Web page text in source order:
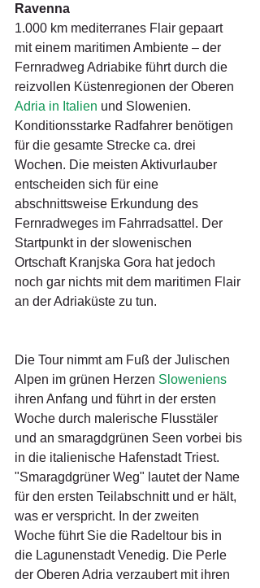
Ravenna
1.000 km mediterranes Flair gepaart
mit einem maritimen Ambiente – der
Fernradweg Adriabike führt durch die
reizvollen Küstenregionen der Oberen
Adria in Italien und Slowenien.
Konditionsstarke Radfahrer benötigen
für die gesamte Strecke ca. drei
Wochen. Die meisten Aktivurlauber
entscheiden sich für eine
abschnittsweise Erkundung des
Fernradweges im Fahrradsattel. Der
Startpunkt in der slowenischen
Ortschaft Kranjska Gora hat jedoch
noch gar nichts mit dem maritimen Flair
an der Adriaküste zu tun.
Die Tour nimmt am Fuß der Julischen
Alpen im grünen Herzen Sloweniens
ihren Anfang und führt in der ersten
Woche durch malerische Flusstäler
und an smaragdgrünen Seen vorbei bis
in die italienische Hafenstadt Triest.
"Smaragdgrüner Weg" lautet der Name
für den ersten Teilabschnitt und er hält,
was er verspricht. In der zweiten
Woche führt Sie die Radeltour bis in
die Lagunenstadt Venedig. Die Perle
der Oberen Adria verzaubert mit ihren